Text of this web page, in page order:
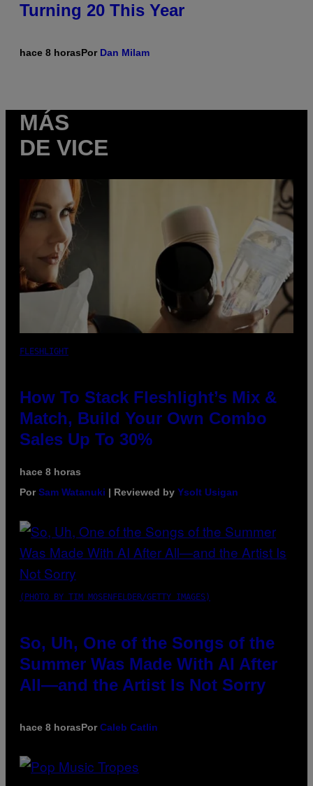
Turning 20 This Year
hace 8 horasPor Dan Milam
MÁS
DE VICE
FLESHLIGHT
How To Stack Fleshlight’s Mix &
Match, Build Your Own Combo
Sales Up To 30%
hace 8 horas
PorSam Watanuki | Reviewed by Ysolt Usigan
(PHOTO BY TIM MOSENFELDER/GETTY IMAGES)
So, Uh, One of the Songs of the
Summer Was Made With AI After
All—and the Artist Is Not Sorry
hace 8 horasPorCaleb Catlin